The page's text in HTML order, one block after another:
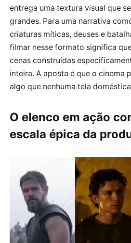
entrega uma textura visual que
grandes. Para uma narrativa
criaturas míticas, deuses e
filmar nesse formato significa
cenas construídas
inteira. A aposta é que o cinema
algo que nenhuma tela
O elenco em ação
escala épica da